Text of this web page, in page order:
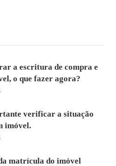
a escritura de compra e
o que fazer agora?
verificar a situação
imóvel.
matrícula do imóvel